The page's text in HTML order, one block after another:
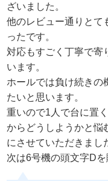
ざいました。
他のレビュー通りとて
ったです。
対応もすごく丁寧で寄
います。
ホールでは負け続きの
たいと思います。
重いので1人で台に置
からどうしようかと
にさせていただきまし
次は6号機の頭文字D